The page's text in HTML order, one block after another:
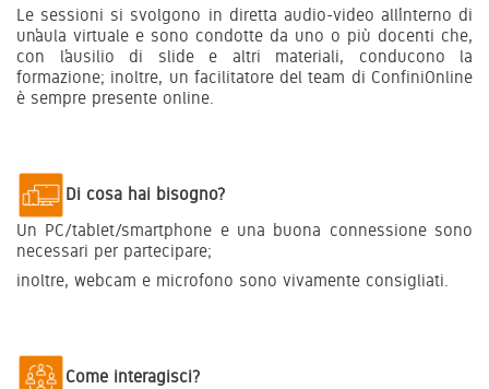
Le sessioni si svolgono in diretta audio-video all’interno di
un’aula virtuale e sono condotte da uno o più docenti che,
con l’ausilio di slide e altri materiali, conducono la
formazione; inoltre, un facilitatore del team di ConfiniOnline
è sempre presente online.
Di cosa hai bisogno?
Un PC/tablet/smartphone e una buona connessione sono
necessari per partecipare;
inoltre, webcam e microfono sono vivamente consigliati.
Come interagisci?